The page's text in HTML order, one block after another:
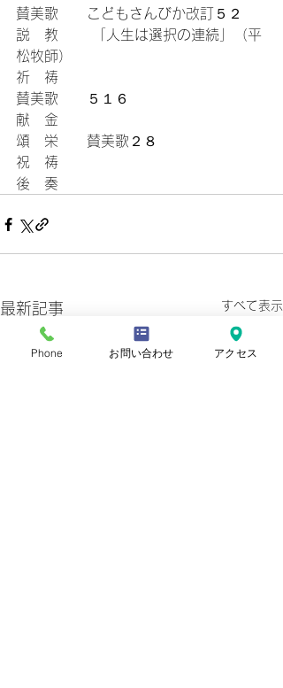
賛美歌　　こどもさんびか改訂５２
説　教 　　「人生は選択の連続」（平
松牧師）
祈　祷
賛美歌　　５１６
献　金
頌　栄　　賛美歌２８
祝　祷
後　奏
最新記事 すべて表示
Phone お問い合わせ アクセス